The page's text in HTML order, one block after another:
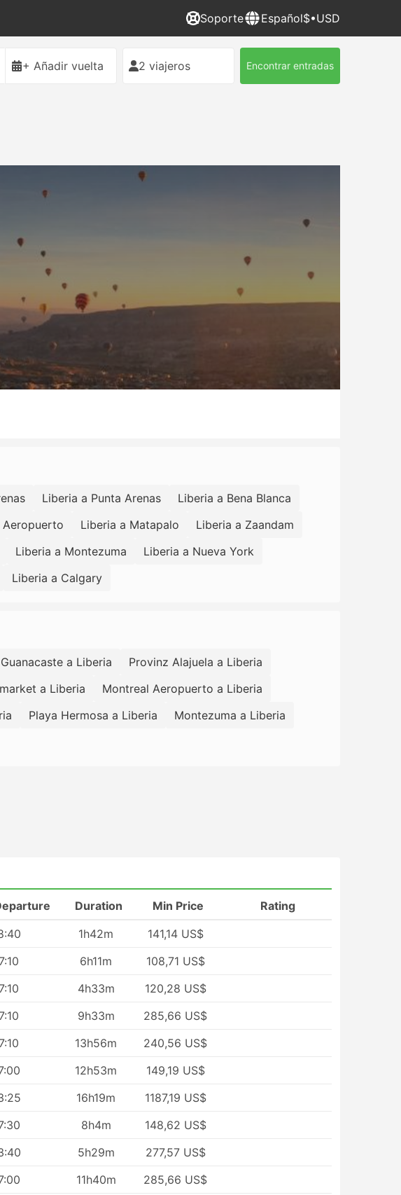
Soporte Español$•USD
+ Añadir vuelta 2 viajeros Encontrar entradas
Liberia a Punta Arenas
Liberia a Bena Blanca
Liberia a Matapalo
Liberia a Zaandam
Liberia a Montezuma
Liberia a Nueva York
Liberia a Calgary
a Liberia
Provinz Alajuela a Liberia
a Liberia
Montreal Aeropuerto a Liberia
Playa Hermosa a Liberia
Montezuma a Liberia
Duration Min Price
Rating
1h42m
141,14 US$
6h11m
108,71 US$
4h33m
120,28 US$
9h33m
285,66 US$
13h56m
240,56 US$
12h53m
149,19 US$
16h19m
1187,19 US$
8h4m
148,62 US$
5h29m
277,57 US$
11h40m
285,66 US$